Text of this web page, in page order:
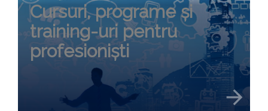
Cursuri, programe și
training-uri pentru
profesioniști
arrow_forward